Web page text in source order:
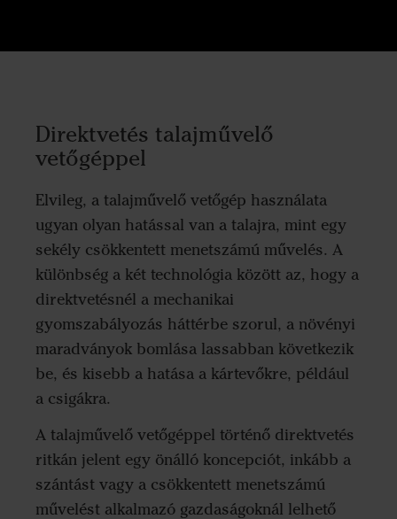
Direktvetés talajművelő
vetőgéppel
Elvileg, a talajművelő vetőgép használata
ugyan olyan hatással van a talajra, mint egy
sekély csökkentett menetszámú művelés. A
különbség a két technológia között az, hogy a
direktvetésnél a mechanikai
gyomszabályozás háttérbe szorul, a növényi
maradványok bomlása lassabban következik
be, és kisebb a hatása a kártevőkre, például
a csigákra.
A talajművelő vetőgéppel történő direktvetés
ritkán jelent egy önálló koncepciót, inkább a
szántást vagy a csökkentett menetszámú
művelést alkalmazó gazdaságoknál lelhető